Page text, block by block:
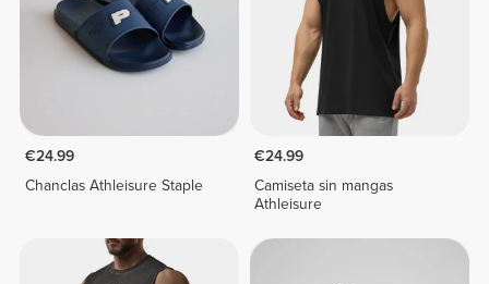
€24.99
Chanclas Athleisure Staple
€24.99
Camiseta sin mangas
Athleisure